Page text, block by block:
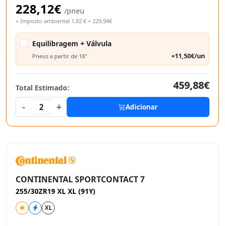
228,12€ /pneu
+ Imposto ambiental 1,82 € = 229,94€
Equilibragem + Válvula
Pneus a partir de 18" +11,50€/un
Total Estimado:
459,88€
-
2 + Adicionar
CONTINENTAL SPORTCONTACT 7
255/30ZR19 XL XL (91Y)
XL